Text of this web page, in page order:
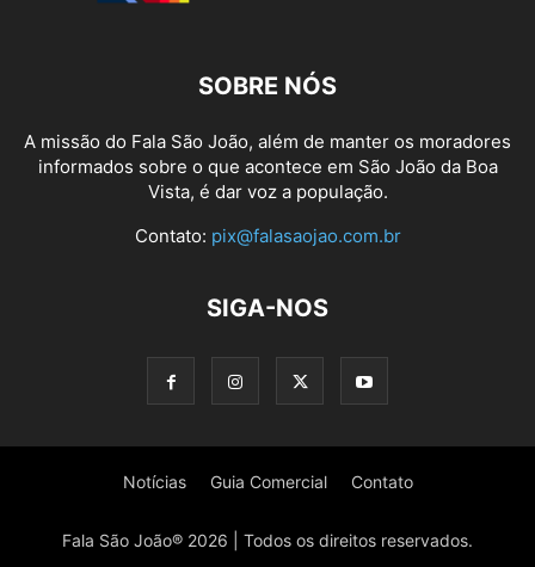
SOBRE NÓS
A missão do Fala São João, além de manter os moradores
informados sobre o que acontece em São João da Boa
Vista, é dar voz a população.
Contato: pix@falasaojao.com.br
SIGA-NOS
Notícias Guia Comercial Contato
Fala São João® 2026 | Todos os direitos reservados.